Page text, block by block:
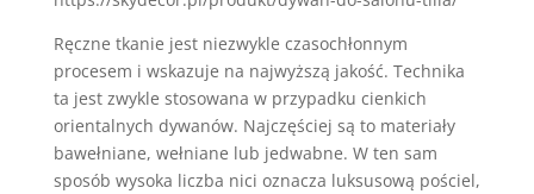
Ręczne tkanie jest niezwykle czasochłonnym
procesem i wskazuje na najwyższą jakość. Technika
ta jest zwykle stosowana w przypadku cienkich
orientalnych dywanów. Najczęściej są to materiały
bawełniane, wełniane lub jedwabne. W ten sam
sposób wysoka liczba nici oznacza luksusową pościel,